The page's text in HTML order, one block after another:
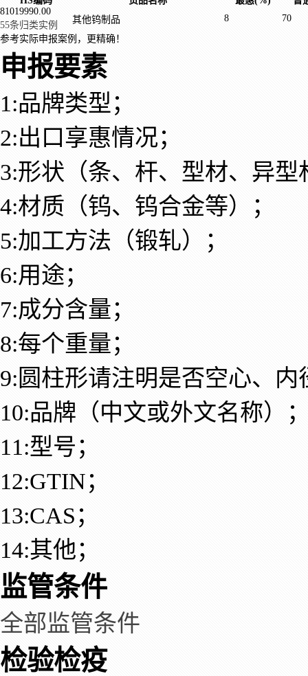
81019990.00
55条归类实例
其他钨制品 8
70
参考实际申报案例，更精确！
申报要素
1:品牌类型；
2:出口享惠情况；
3:形状（条、杆、型材、异
4:材质（钨、钨合金等）；
5:加工方法（锻轧）；
6:用途；
7:成分含量；
8:每个重量；
9:圆柱形请注明是否空心、内
10:品牌（中文或外文名称）
11:型号；
12:GTIN；
13:CAS；
14:其他；
监管条件
全部监管条件
检验检疫